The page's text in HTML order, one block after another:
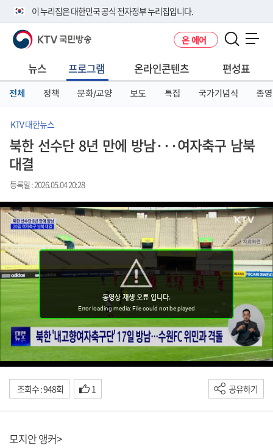
이 누리집은 대한민국 공식 전자정부 누리집입니다.
공식 누리집 주소 확인하기
니다.
이밖에 or.kr 또는 .kr등 다른 도메인 주소를 사용하고 있다면 아래 URL에
서 도메인 주소를 확인해 보세요
KTV 국민방송 온 에어
뉴스 프로그램 온라인콘텐츠 편성표
전체 정책 문화/교양 보도 특집 국가기념식 종영
KTV 대한뉴스
북한 선수단 8년 만에 방남···여자축구 남북
대결
등록일 : 2026.05.04 20:28
조회수 : 948회 1 공유하기
모지안 앵커>